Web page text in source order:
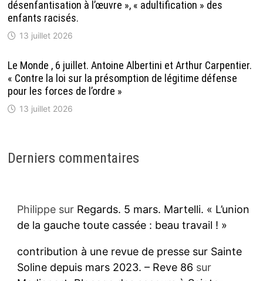
désenfantisation à l’œuvre », « adultification » des
enfants racisés.
13 juillet 2026
Le Monde , 6 juillet. Antoine Albertini et Arthur Carpentier.
« Contre la loi sur la présomption de légitime défense
pour les forces de l’ordre »
13 juillet 2026
Derniers commentaires
Philippesur Regards. 5 mars. Martelli. « L’union
de la gauche toute cassée : beau travail ! »
contribution à une revue de presse sur Sainte
Soline depuis mars 2023. – Reve 86 sur